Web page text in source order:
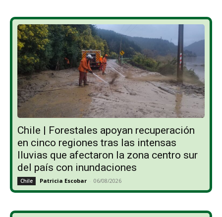
Chile | Forestales apoyan recuperación
en cinco regiones tras las intensas
lluvias que afectaron la zona centro sur
del país con inundaciones
Chile Patricia Escobar - 06/08/2026